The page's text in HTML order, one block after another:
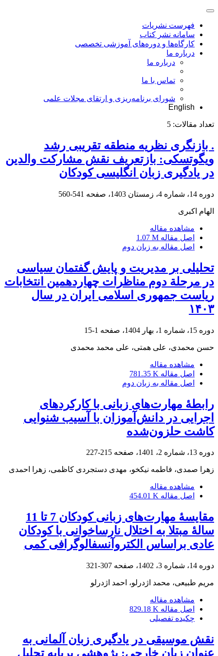
فهرست نشریات
سامانه نشر کتاب
کارگاه‌ها و دوره‌های آموزشی تخصصی
درباره ما
درباره ما
تماس با ما
شورای برنامه‌ریزی و ارتقای مجلات علمی
English
تعداد مقالات: 5
. بازنگری نظریه منطقه تقریبی رشد
ویگوتسکی: بازتعریف نقش مشارکت والدین
در یادگیری زبان انگلیسی کودکان
دوره 14، شماره 4، زمستان 1403، صفحه 541-560
الهام اکبری
مشاهده مقاله
اصل مقاله 1.07 M
اصل مقاله به زبان دوم
تحلیلی بر مدیریت و پایش گفتمان سیاسی
در مرحلة دوم مناظرات چهاردهمین انتخابات
ریاست جمهوری اسلامی ایران در سال
۱۴۰۳
دوره 15، شماره 1، بهار 1404، صفحه 1-15
حسن محمدی، علی همتی، علی محمد محمدی
مشاهده مقاله
اصل مقاله 781.35 K
اصل مقاله به زبان دوم
رابطۀ مهارت‌های زبانی با کارکردهای
اجرایی در دانش‌آموزان با آسیب شنوایی
کاشت حلزون‌شده
دوره 13، شماره 2، 1401، صفحه 215-227
زهرا صمدی، فاطمه نیکخو، مهدی دستجردی کاظمی، زهرا احمدی
مشاهده مقاله
اصل مقاله 454.01 K
مقایسۀ مهارت‌های زبانی کودکان 7 تا 11
سالۀ مبتلا به اختلال نارساخوانی با کودکان
عادی براساس الکتروآنسفالوگرافی کمی
دوره 14، شماره 3، 1402، صفحه 307-321
مریم طبیعی، محمد اژدرلو، احمد اژدرلو
مشاهده مقاله
اصل مقاله 829.18 K
چکیده تفصیلی
نقش موسیقی در یادگیری زبان آلمانی به
عنوان زبان خارجی: پژوهشی برپایه تحلیل